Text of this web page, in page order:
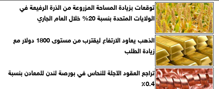
توقعات بزيادة المساحة المزروعة من الذرة الرفيعة في
الولايات المتحدة بنسبة 20% خلال العام الجاري
الذهب يعاود الارتفاع ليقترب من مستوى 1800 دولار مع
زيادة الطلب
تراجع العقود الآجلة للنحاس في بورصة لندن للمعادن بنسبة
0.4٪